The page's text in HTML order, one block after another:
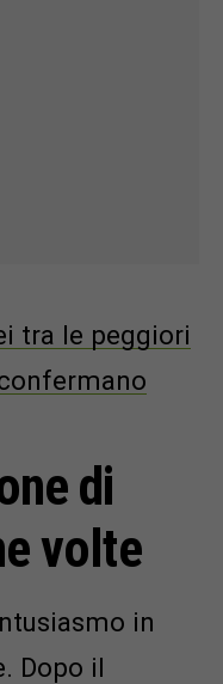
tra le peggiori
di
volte
in
Dopo il